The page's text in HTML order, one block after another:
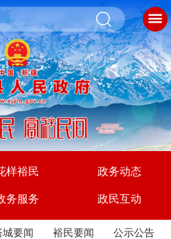
样裕民 政务动态
务服务 政民互动
城要闻 裕民要闻 公示公告